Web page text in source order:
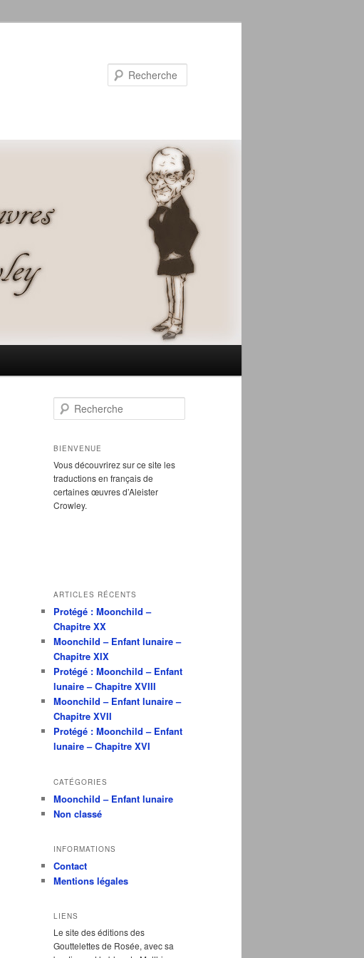
e
h
r
c
h
e
BIENVENUE
Vous découvrirez sur ce site les
traductions en français de
certaines œuvres d’Aleister
Crowley.
ARTICLES RÉCENTS
Protégé : Moonchild –
Chapitre XX
Moonchild – Enfant lunaire –
Chapitre XIX
Protégé : Moonchild – Enfant
lunaire – Chapitre XVIII
Moonchild – Enfant lunaire –
Chapitre XVII
Protégé : Moonchild – Enfant
lunaire – Chapitre XVI
CATÉGORIES
Moonchild – Enfant lunaire
Non classé
INFORMATIONS
Contact
Mentions légales
LIENS
Le site des éditions des
Gouttelettes de Rosée, avec sa